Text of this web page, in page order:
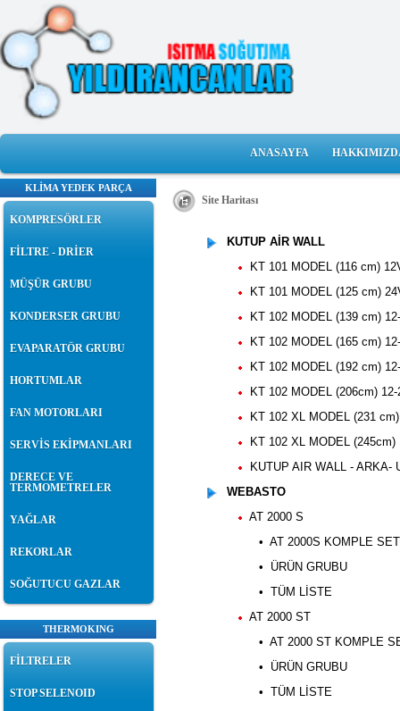
ANASAYFA
KLİMA YEDEK PARÇA
KOMPRESÖRLER
FİLTRE - DRİER
MÜŞÜR GRUBU
KONDERSER GRUBU
EVAPARATÖR GRUBU
HORTUMLAR
FAN MOTORLARI
SERVİS EKİPMANLARI
DERECE VE
TERMOMETRELER
YAĞLAR
REKORLAR
SOĞUTUCU GAZLAR
THERMOKING
FİLTRELER
STOP SELENOID
Site Haritası
KUTUP AİR WALL
KT 101 MODEL (116 cm)
KT 101 MODEL (125 cm)
KT 102 MODEL (139 cm)
KT 102 MODEL (165 cm)
KT 102 MODEL (192 cm)
KT 102 MODEL (206cm) 12-
KT 102 XL MODEL (231
KT 102 XL MODEL (245cm)
KUTUP AIR WALL - ARKA-
WEBASTO
AT 2000 S
• AT 2000S KOMPLE SET
• ÜRÜN GRUBU
• TÜM LİSTE
AT 2000 ST
• AT 2000 ST KOMPLE
• ÜRÜN GRUBU
• TÜM LİSTE